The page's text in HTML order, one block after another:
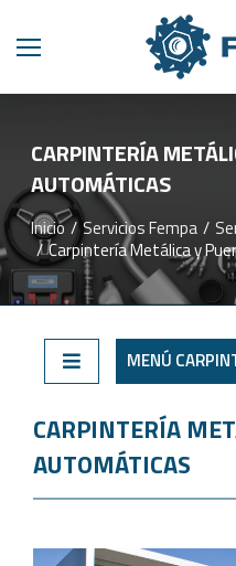
CARPINTERÍA
AUTOMÁTICAS
Estás aquí:
Inicio Servicios Fempa
Carpintería Metálica y
MENÚ
CARPINTERÍA
AUTOMÁTICAS